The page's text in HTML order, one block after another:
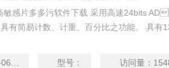
敏感片多多污软件下载 采用高速24bits
具有简易计数、计重、百分比之功能。 具
14 型号： 访问量：